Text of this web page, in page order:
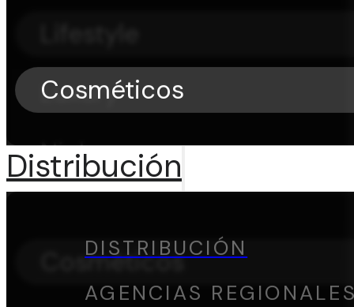
Luxury
Niche
Cosméticos
Cosméticos
Distribución
DISTRIBUCIÓN
AGENCIAS